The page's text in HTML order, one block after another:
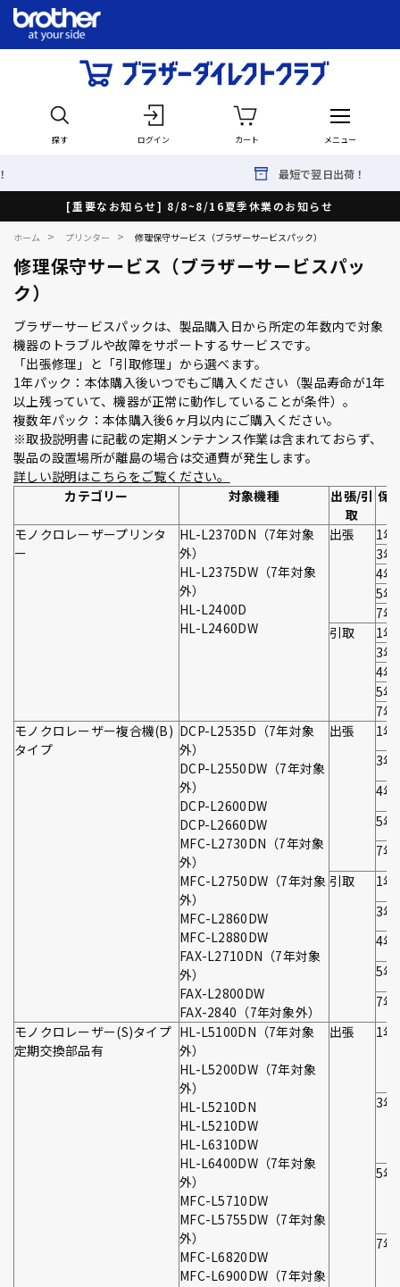
探す ログイン カート メニュー
最短で翌日出荷！
[重要なお知らせ] 8/8~8/16夏季休業のお知らせ
ホーム > プリンター > 修理保守サービス（ブラザーサービスパック）
修理保守サービス（ブラザーサービスパッ
ク）
ブラザーサービスパックは、製品購入日から所定の年数内で対象
機器のトラブルや故障をサポートするサービスです。
「出張修理」と「引取修理」から選べます。
1年パック：本体購入後いつでもご購入ください（製品寿命が1年
以上残っていて、機器が正常に動作していることが条件）。
複数年パック：本体購入後6ヶ月以内にご購入ください。
※取扱説明書に記載の定期メンテナンス作業は含まれておらず、
製品の設置場所が離島の場合は交通費が発生します。
詳しい説明はこちらをご覧ください。
カテゴリー
対象機種
出張/引
取
保
モノクロレーザープリンタ
ー
HL-L2370DN（7年対象
外）
HL-L2375DW（7年対象
外）
HL-L2400D
HL-L2460DW
出張
1年
3年
4年
5年
7年
引取
1年
3年
4年
5年
7年
モノクロレーザー複合機(B)
タイプ
DCP-L2535D（7年対象
外）
DCP-L2550DW（7年対象
外）
DCP-L2600DW
DCP-L2660DW
MFC-L2730DN（7年対象
外）
MFC-L2750DW（7年対象
外）
MFC-L2860DW
MFC-L2880DW
FAX-L2710DN（7年対象
外）
FAX-L2800DW
FAX-2840（7年対象外）
出張
1年
3年
4年
5年
7年
引取
1年
3年
4年
5年
7年
モノクロレーザー(S)タイプ
定期交換部品有
HL-L5100DN（7年対象
外）
HL-L5200DW（7年対象
外）
HL-L5210DN
HL-L5210DW
HL-L6310DW
HL-L6400DW（7年対象
外）
MFC-L5710DW
MFC-L5755DW（7年対象
外）
MFC-L6820DW
MFC-L6900DW（7年対象
出張 1年
3年
5年
7年